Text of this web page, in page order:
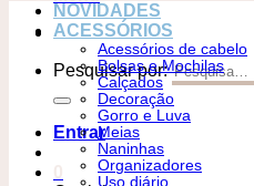
Pesquisar por:
Entrar
NOVIDADES
ACESSÓRIOS
Acessórios de cabelo
Bolsas e Mochilas
Calçados
Decoração
Gorro e Luva
Meias
Naninhas
Organizadores
Uso diário